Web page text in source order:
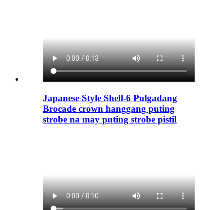
Japanese Style Shell-6 Pulgadang
Brocade crown hanggang puting
strobe na may puting strobe pistil